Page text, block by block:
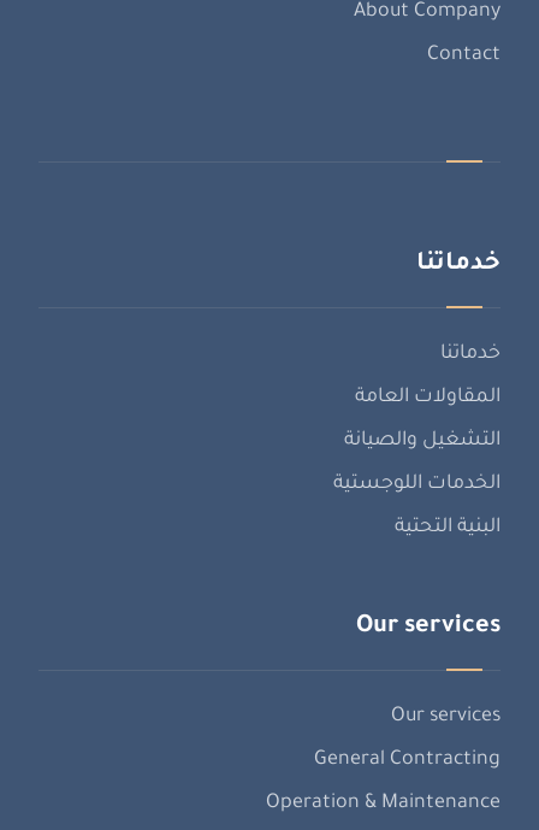
About Company
Contact
خدماتنا
خدماتنا
المقاولات العامة
التشغيل والصيانة
الخدمات اللوجستية
البنية التحتية
Our services
Our services
General Contracting
Operation & Maintenance